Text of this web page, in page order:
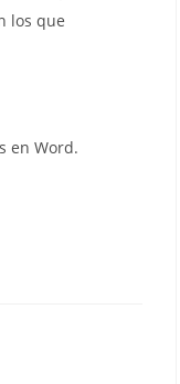
los que
en Word.